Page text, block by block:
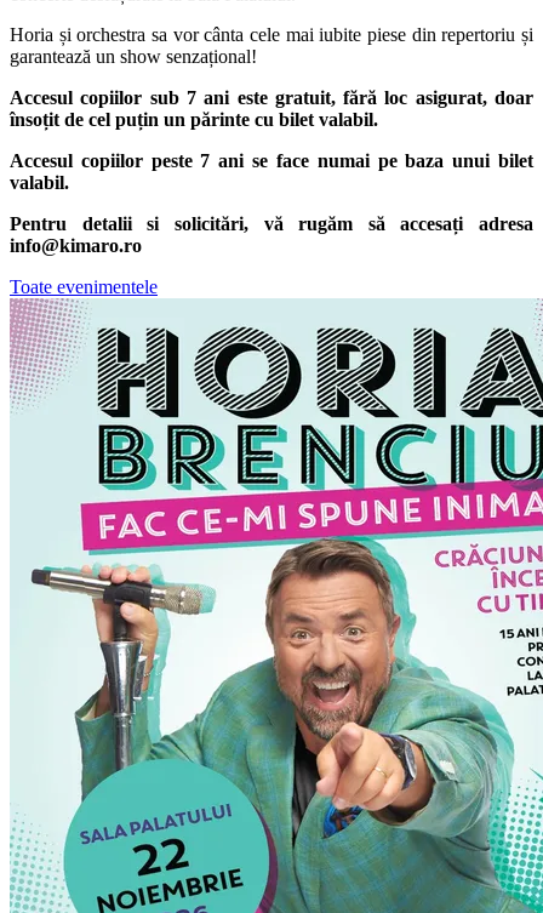
Horia și orchestra sa vor cânta cele mai iubite piese din repertoriu și
garantează un show senzațional!
Accesul copiilor sub 7 ani este gratuit, fără loc asigurat, doar
însoțit de cel puțin un părinte cu bilet valabil.
Accesul copiilor peste 7 ani se face numai pe baza unui bilet
valabil.
Pentru detalii si solicitări, vă rugăm să accesați adresa
info@kimaro.ro
Toate evenimentele